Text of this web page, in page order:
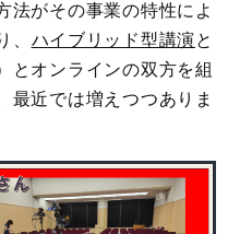
法がその事業の特性によ
、 ハイブリッド型講演と
とオンラインの双方を組
最近では増えつつありま